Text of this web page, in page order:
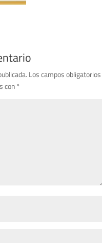
Los campos obligatorios
con *